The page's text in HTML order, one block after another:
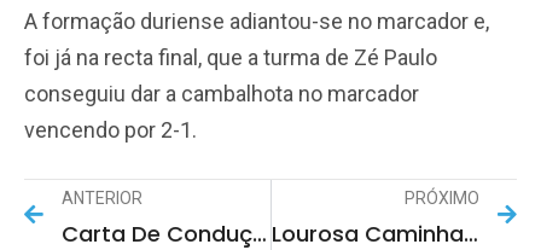
A formação duriense adiantou-se no marcador e,
foi já na recta final, que a turma de Zé Paulo
conseguiu dar a cambalhota no marcador
vencendo por 2-1.
ANTERIOR
Carta De Condução Digital Na União Europeia: Tudo O Que Precisa De Saber
PRÓXIMO
Lourosa Caminha Para O Sonho